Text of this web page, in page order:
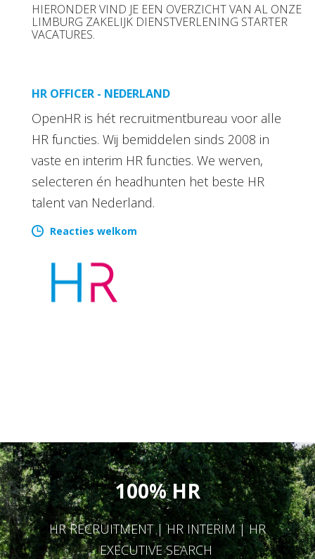
HIERONDER VIND JE EEN OVERZICHT VAN AL ONZE
LIMBURG ZAKELIJK DIENSTVERLENING STARTER
VACATURES.
HR OFFICER - NEDERLAND
OpenHR is hét recruitmentbureau voor alle
HR functies. Wij bemiddelen sinds 2008 in
vaste en interim HR functies. We werven,
selecteren én headhunten het beste HR
talent van Nederland.
Reacties welkom
100% HR
HR RECRUITMENT | HR INTERIM | HR
EXECUTIVE SEARCH